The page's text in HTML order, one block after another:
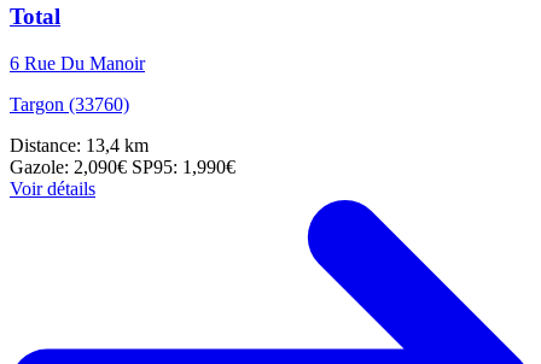
Total
6 Rue Du Manoir
Targon (33760)
Distance: 13,4 km
Gazole: 2,090€ SP95: 1,990€
Voir détails